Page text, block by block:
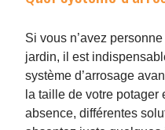
Si vous n’avez
jardin, il est
système d’arrosage
la taille de votre potager
absence, différentes